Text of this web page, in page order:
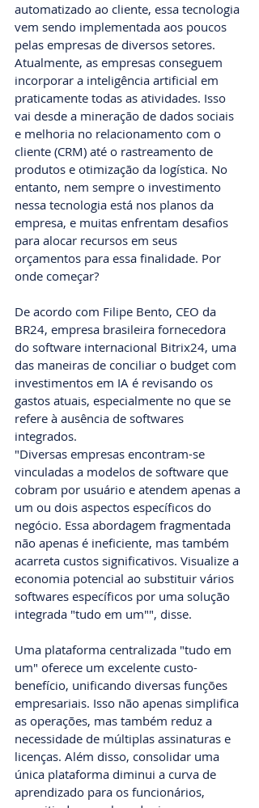
automatizado ao cliente, essa tecnologia
vem sendo implementada aos poucos
pelas empresas de diversos setores.
Atualmente, as empresas conseguem
incorporar a inteligência artificial em
praticamente todas as atividades. Isso
vai desde a mineração de dados sociais
e melhoria no relacionamento com o
cliente (CRM) até o rastreamento de
produtos e otimização da logística. No
entanto, nem sempre o investimento
nessa tecnologia está nos planos da
empresa, e muitas enfrentam desafios
para alocar recursos em seus
orçamentos para essa finalidade. Por
onde começar?
De acordo com Filipe Bento, CEO da
BR24, empresa brasileira fornecedora
do software internacional Bitrix24, uma
das maneiras de conciliar o budget com
investimentos em IA é revisando os
gastos atuais, especialmente no que se
refere à ausência de softwares
integrados.
"Diversas empresas encontram-se
vinculadas a modelos de software que
cobram por usuário e atendem apenas a
um ou dois aspectos específicos do
negócio. Essa abordagem fragmentada
não apenas é ineficiente, mas também
acarreta custos significativos. Visualize a
economia potencial ao substituir vários
softwares específicos por uma solução
integrada "tudo em um"", disse.
Uma plataforma centralizada "tudo em
um" oferece um excelente custo-
benefício, unificando diversas funções
empresariais. Isso não apenas simplifica
as operações, mas também reduz a
necessidade de múltiplas assinaturas e
licenças. Além disso, consolidar uma
única plataforma diminui a curva de
aprendizado para os funcionários,